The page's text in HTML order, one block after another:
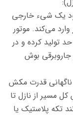
یک شیء خارجی
می‌کند. موتور
تولید کرده و در
جاروبرقی بوش
قدرت مکش
مسیر از نازل تا
تکه پلاستیک یا